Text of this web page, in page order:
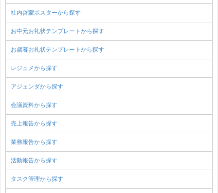
社内啓蒙ポスターから探す
お中元お礼状テンプレートから探す
お歳暮お礼状テンプレートから探す
レジュメから探す
アジェンダから探す
会議資料から探す
売上報告から探す
業務報告から探す
活動報告から探す
タスク管理から探す